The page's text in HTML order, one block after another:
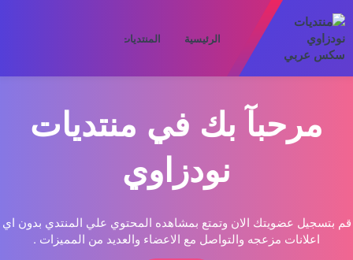
الرئيسية المنتديات
مرحبآ بك في منتديات
نودزاوي
قم بتسجيل عضويتك الان وتمتع بمشاهده المحتوي علي المنتدي بدون اي
اعلانات مزعجه والتواصل مع الاعضاء والعديد من المميزات .